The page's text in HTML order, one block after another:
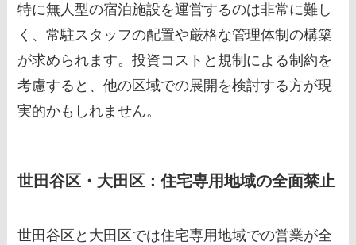
特に無人型の宿泊施設を運営するのは非常に難し
く、常駐スタッフの配置や厳格な管理体制の構築
が求められます。投資コストと規制による制約を
考慮すると、他の区域での展開を検討する方が現
実的かもしれません。
世田谷区・大田区：住宅専用地域の全面禁止
世田谷区と大田区では住宅専用地域での営業が全